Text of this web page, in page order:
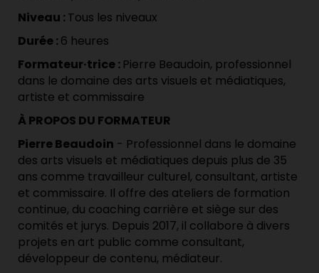
Niveau :Tous les niveaux
Durée :6 heures
Formateur·trice : Pierre Beaudoin, professionnel
dans le domaine des arts visuels et médiatiques,
artiste et commissaire
À PROPOS DU FORMATEUR
Pierre Beaudoin - Professionnel dans le domaine
des arts visuels et médiatiques depuis plus de 35
ans comme travailleur culturel, consultant, artiste
et commissaire. Il offre des ateliers de formation
continue, du coaching carrière et siège sur des
comités et jurys. Depuis 2017, il collabore à divers
projets en art public comme consultant,
développeur de contenu, médiateur.